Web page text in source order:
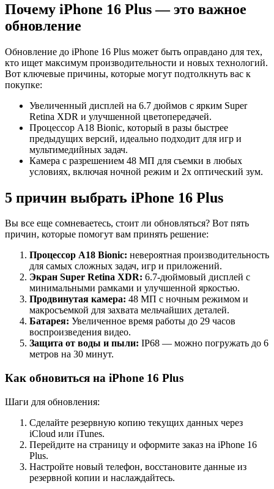
Почему iPhone 16 Plus — это важное
обновление
Обновление до iPhone 16 Plus может быть оправдано для тех,
кто ищет максимум производительности и новых технологий.
Вот ключевые причины, которые могут подтолкнуть вас к
покупке:
Увеличенный дисплей на 6.7 дюймов с ярким Super
Retina XDR и улучшенной цветопередачей.
Процессор A18 Bionic, который в разы быстрее
предыдущих версий, идеально подходит для игр и
мультимедийных задач.
Камера с разрешением 48 МП для съемки в любых
условиях, включая ночной режим и 2x оптический зум.
5 причин выбрать iPhone 16 Plus
Вы все еще сомневаетесь, стоит ли обновляться? Вот пять
причин, которые помогут вам принять решение:
Процессор A18 Bionic: невероятная производительность
для самых сложных задач, игр и приложений.
Экран Super Retina XDR: 6.7-дюймовый дисплей с
минимальными рамками и улучшенной яркостью.
Продвинутая камера: 48 МП с ночным режимом и
макросъемкой для захвата мельчайших деталей.
Батарея: Увеличенное время работы до 29 часов
воспроизведения видео.
Защита от воды и пыли: IP68 — можно погружать до 6
метров на 30 минут.
Как обновиться на iPhone 16 Plus
Шаги для обновления:
Сделайте резервную копию текущих данных через
iCloud или iTunes.
Перейдите на страницу и оформите заказ на iPhone 16
Plus.
Настройте новый телефон, восстановите данные из
резервной копии и наслаждайтесь.